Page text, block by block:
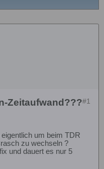
#1
Zeitaufwand???
um beim TDR
zu wechseln ?
und dauert es nur 5